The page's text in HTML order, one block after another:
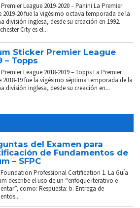
League 2019-2020 – Panini La Premier
2019-20 fue la vigésimo octava temporada de la
división inglesa, desde su creación en 1992.
City es el...
Sticker Premier League
– Topps
League 2018-2019 – Topps La Premier
2018-19 fue la vigésimo séptima temporada de la
división inglesa, desde su creación en...
del Examen para
de Fundamentos de
– SFPC
Professional Certification 1. La Guía
describe el uso de un “enfoque iterativo e
como: Respuesta: b. Entrega de